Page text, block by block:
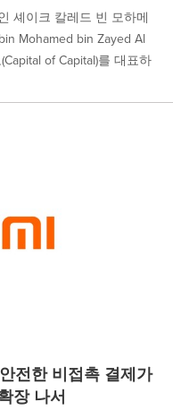
셰이크 칼레드 빈 모하메
Mohamed bin Zayed Al
of Capital)를 대표하
전한 비접촉 결제가
장 나서